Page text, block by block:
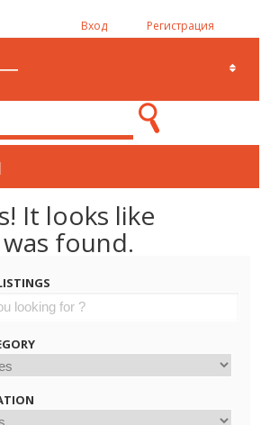
Вход Регистрация
It looks like
found.